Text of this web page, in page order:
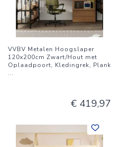
VVBV Metalen Hoogslaper
120x200cm Zwart/Hout met
Oplaadpoort, Kledingrek, Plank
...
€ 419,97